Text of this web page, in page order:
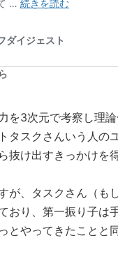
を3次元で考察し理
タスクさんいう人の
抜け出すきっかけを
が、タスクさん（も
おり、第一振り子は
とやってきたことと